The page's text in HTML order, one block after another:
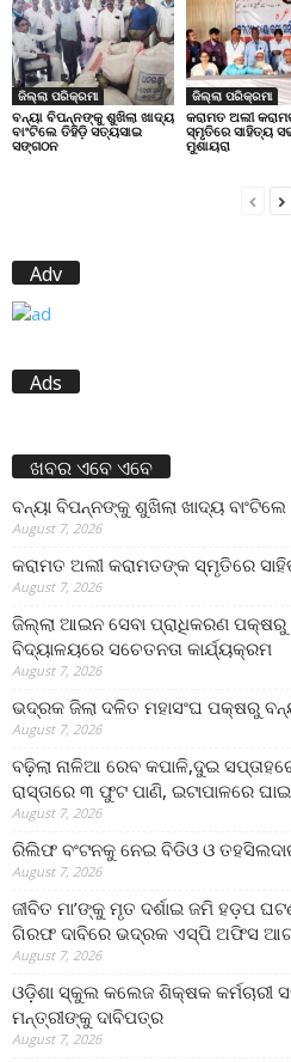
ଜିଲ୍ଲା ପରିକ୍ରମା
ବନ୍ୟା ବିପନ୍ନଙ୍କୁ ଶୁଖିଲା ଖାଦ୍ୟ
ବାଂଟିଲେ ତିହିଡି଼ ସତ୍ୟସାଇ
ସଙ୍ଗଠନ
ଜିଲ୍ଲା ପରିକ୍ରମା
କରାମତ ଅଲୀ
ସ୍ମୃତିରେ ସାହିତ୍ୟ
ମୁଶାୟରା
Adv
Ads
ଖବର ଏବେ ଏବେ
ବନ୍ୟା ବିପନ୍ନଙ୍କୁ ଶୁଖିଲା ଖାଦ୍ୟ
August 7, 2026
କରାମତ ଅଲୀ କରାମତଙ୍କ ସ୍ମୃତିରେ
August 7, 2026
ଜିଲ୍ଲା ଆଇନ ସେବା ପ୍ରାଧିକରଣ ପକ୍ଷରୁ
ବିଦ୍ୟାଳୟରେ ସଚେତନତା କାର୍ଯ୍ୟକ୍ରମ
August 7, 2026
ଭଦ୍ରକ ଜିଲା ଦଳିତ ମହାସଂଘ ପକ୍ଷରୁ
August 7, 2026
ବଢ଼ିଲା ନାଳିଆ ରେବ କପାଳି,ଦୁଇ
ରାସ୍ତାରେ ୩ ଫୁଟ ପାଣି, ଇଟାପାଳରେ ଘାଇ
August 7, 2026
ରିଲିଫ ବଂଟନକୁ ନେଇ ବିଡିଓ ଓ
August 7, 2026
ଜୀବିତ ମା’ଙ୍କୁ ମୃତ ଦର୍ଶାଇ ଜମି ହଡ଼ପ
ଗିରଫ ଦାବିରେ ଭଦ୍ରକ ଏସ୍‌ପି ଅଫିସ
August 7, 2026
ଓଡ଼ିଶା ସ୍କୁଲ କଲେଜ ଶିକ୍ଷକ
ମନ୍ତ୍ରୀଙ୍କୁ ଦାବିପତ୍ର
August 7, 2026